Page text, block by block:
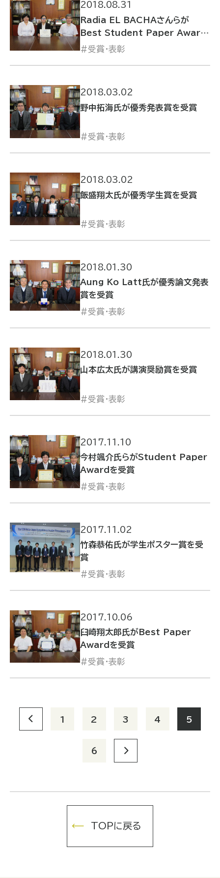
2018.08.31
Radia EL BACHAさんらが
Best Student Paper Award
を受賞
受賞・表彰
2018.03.02
野中拓海氏が優秀発表賞を受賞
受賞・表彰
2018.03.02
飯盛翔太氏が優秀学生賞を受賞
受賞・表彰
2018.01.30
Aung Ko Latt氏が優秀論文発表
賞を受賞
受賞・表彰
2018.01.30
山本広太氏が講演奨励賞を受賞
受賞・表彰
2017.11.10
今村颯介氏らがStudent Paper
Awardを受賞
受賞・表彰
2017.11.02
竹森恭佑氏が学生ポスター賞を受
賞
受賞・表彰
2017.10.06
臼崎翔太郎氏がBest Paper
Awardを受賞
受賞・表彰
1 2 3 4 5
6
TOPに戻る